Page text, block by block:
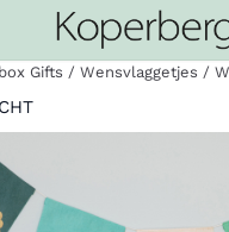
zijn beschikbaar.
Gifts / Wensvlaggetjes /